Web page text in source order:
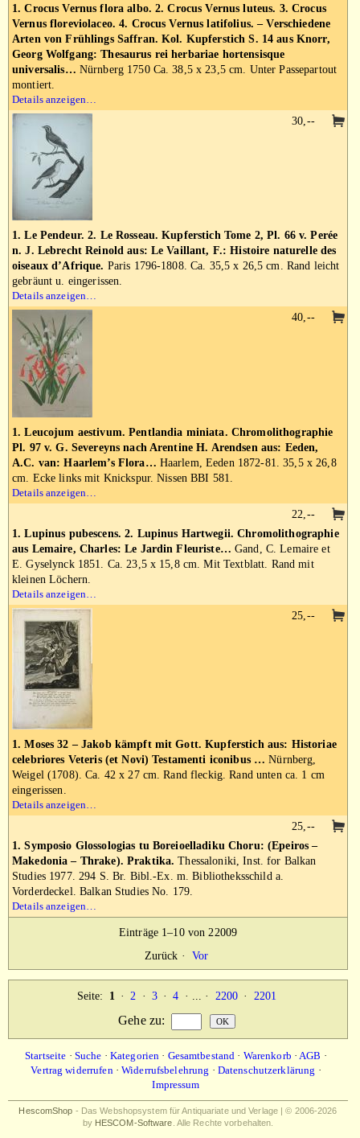
1. Crocus Vernus flora albo. 2. Crocus Vernus luteus. 3. Crocus
Vernus floreviolaceo. 4. Crocus Vernus latifolius. – Verschiedene
Arten von Frühlings Saffran. Kol. Kupferstich S. 14 aus Knorr,
Georg Wolfgang: Thesaurus rei herbariae hortensisque
universalis… Nürnberg 1750 Ca. 38,5 x 23,5 cm. Unter Passepartout
montiert.
Details anzeigen…
1. Le Pendeur. 2. Le Rosseau. Kupferstich Tome 2, Pl. 66 v. Perée
n. J. Lebrecht Reinold aus: Le Vaillant, F.: Histoire naturelle des
oiseaux d’Afrique. Paris 1796-1808. Ca. 35,5 x 26,5 cm. Rand leicht
gebräunt u. eingerissen.
Details anzeigen…
30,--
1. Leucojum aestivum. Pentlandia miniata. Chromolithographie
Pl. 97 v. G. Severeyns nach Arentine H. Arendsen aus: Eeden,
A.C. van: Haarlem’s Flora… Haarlem, Eeden 1872-81. 35,5 x 26,8
cm. Ecke links mit Knickspur. Nissen BBI 581.
Details anzeigen…
40,--
1. Lupinus pubescens. 2. Lupinus Hartwegii. Chromolithographie
aus Lemaire, Charles: Le Jardin Fleuriste… Gand, C. Lemaire et
E. Gyselynck 1851. Ca. 23,5 x 15,8 cm. Mit Textblatt. Rand mit
kleinen Löchern.
Details anzeigen…
22,--
1. Moses 32 – Jakob kämpft mit Gott. Kupferstich aus: Historiae
celebriores Veteris (et Novi) Testamenti iconibus … Nürnberg,
Weigel (1708). Ca. 42 x 27 cm. Rand fleckig. Rand unten ca. 1 cm
eingerissen.
Details anzeigen…
25,--
1. Symposio Glossologias tu Boreioelladiku Choru: (Epeiros –
Makedonia – Thrake). Praktika. Thessaloniki, Inst. for Balkan
Studies 1977. 294 S. Br. Bibl.-Ex. m. Bibliotheksschild a.
Vorderdeckel. Balkan Studies No. 179.
Details anzeigen…
25,--
Einträge 1–10 von 22009
Zurück · Vor
Seite: 1 · 2 · 3 · 4 · ... · 2200 · 2201
Gehe zu:
Startseite · Suche · Kategorien · Gesamtbestand · Warenkorb ·AGB ·
Vertrag widerrufen·Widerrufsbelehrung · Datenschutzerklärung ·
Impressum
HescomShop - Das Webshopsystem für Antiquariate und Verlage | © 2006-2026
by HESCOM-Software . Alle Rechte vorbehalten.